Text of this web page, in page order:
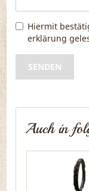
Hiermit
erklärung
SENDEN
Auch in